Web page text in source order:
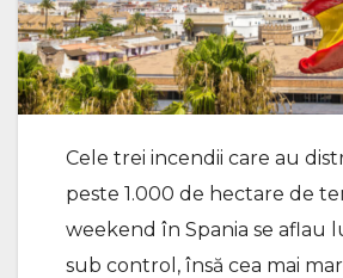
Cele trei incendii care au
peste 1.000 de hectare de
weekend în Spania se aflau
sub control, însă cea mai